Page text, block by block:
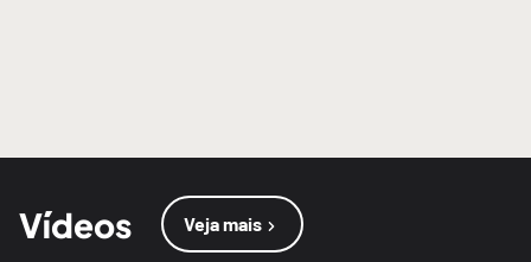
Vídeos Veja mais